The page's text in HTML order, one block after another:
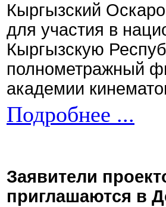
Кыргызский
для участия в
Кыргызскую
полнометражный
академии
Подробнее ...
Заявители
приглашаются в